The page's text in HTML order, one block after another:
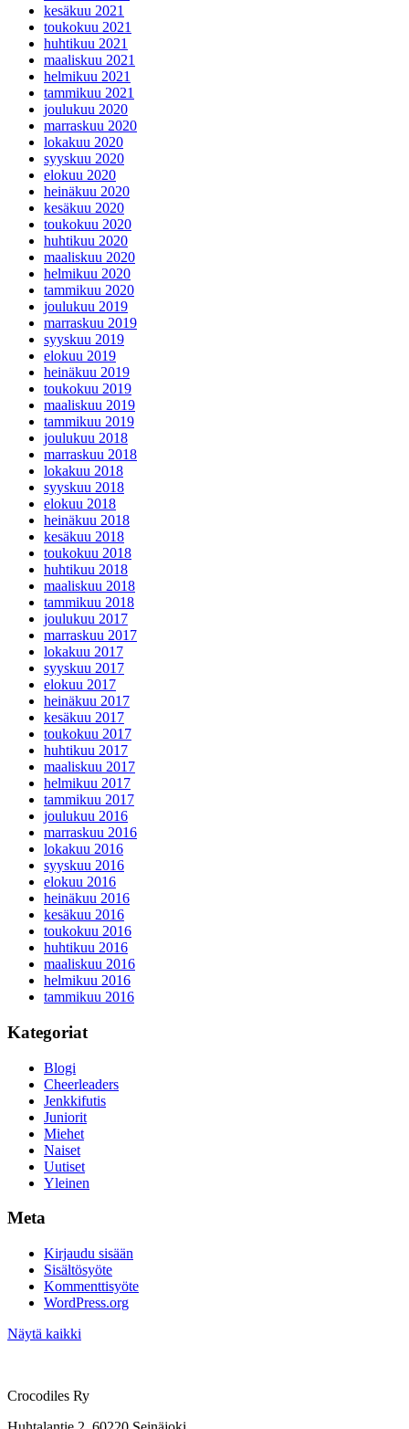
kesäkuu 2021
toukokuu 2021
huhtikuu 2021
maaliskuu 2021
helmikuu 2021
tammikuu 2021
joulukuu 2020
marraskuu 2020
lokakuu 2020
syyskuu 2020
elokuu 2020
heinäkuu 2020
kesäkuu 2020
toukokuu 2020
huhtikuu 2020
maaliskuu 2020
helmikuu 2020
tammikuu 2020
joulukuu 2019
marraskuu 2019
syyskuu 2019
elokuu 2019
heinäkuu 2019
toukokuu 2019
maaliskuu 2019
tammikuu 2019
joulukuu 2018
marraskuu 2018
lokakuu 2018
syyskuu 2018
elokuu 2018
heinäkuu 2018
kesäkuu 2018
toukokuu 2018
huhtikuu 2018
maaliskuu 2018
tammikuu 2018
joulukuu 2017
marraskuu 2017
lokakuu 2017
syyskuu 2017
elokuu 2017
heinäkuu 2017
kesäkuu 2017
toukokuu 2017
huhtikuu 2017
maaliskuu 2017
helmikuu 2017
tammikuu 2017
joulukuu 2016
marraskuu 2016
lokakuu 2016
syyskuu 2016
elokuu 2016
heinäkuu 2016
kesäkuu 2016
toukokuu 2016
huhtikuu 2016
maaliskuu 2016
helmikuu 2016
tammikuu 2016
Kategoriat
Blogi
Cheerleaders
Jenkkifutis
Juniorit
Miehet
Naiset
Uutiset
Yleinen
Meta
Kirjaudu sisään
Sisältösyöte
Kommenttisyöte
WordPress.org
Näytä kaikki
Crocodiles Ry